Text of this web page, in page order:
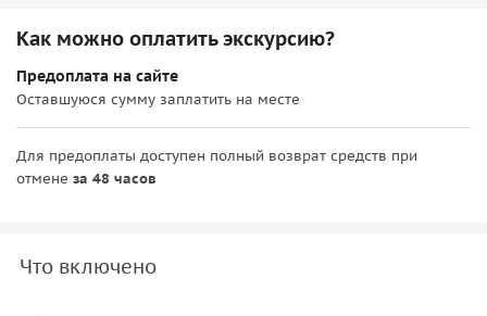
Как можно оплатить экскурсию?
Предоплата на сайте
Оставшуюся сумму заплатить на месте
Для предоплаты доступен полный возврат средств при
отмене за 48 часов
Что включено